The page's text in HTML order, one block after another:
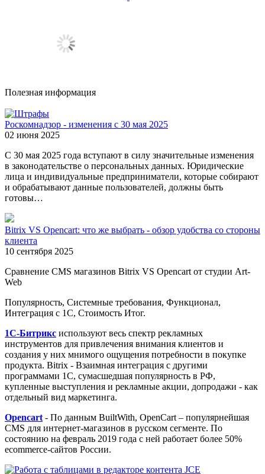
Полезная информация
Роскомнадзор - изменения с 30 мая 2025
02 июня 2025
С 30 мая 2025 года вступают в силу значительные изменения
в законодательстве о персональных данных. Юридические
лица и индивидуальные предприниматели, которые собирают
и обрабатывают данные пользователей, должны быть
готовы…
Bitrix VS Opencart: что же выбрать - обзор удобства со стороны
клиента
10 сентября 2025
Сравнение CMS магазинов Bitrix VS Opencart от студии Art-
Web
Популярность, Системные требования, Функционал,
Интеграция с 1С, Стоимость Итог.
1С-Битрикс используют весь спектр рекламных
инструментов для привлечения внимания клиентов и
создания у них мнимого ощущения потребности в покупке
продукта. Bitrix - Взаимная интеграция с другими
программами 1С, сумасшедшая популярность в РФ,
купленные выступления и рекламные акции, допродажи - как
отдельный вид маркетинга.
Opencart - По данным BuiltWith, OpenCart – популярнейшая
CMS для интернет-магазинов в русском сегменте. По
состоянию на февраль 2019 года с ней работает более 50%
ecommerce-сайтов России.